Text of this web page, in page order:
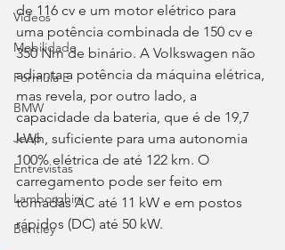
Videos
Mobilidade
Fórmula E
BMW
Jeep
Entrevistas
Lamborghini
Bentley
de 116 cv e um motor elétrico para
uma potência combinada de 150 cv e
350 Nm de binário. A Volkswagen não
adianta a potência da máquina elétrica,
mas revela, por outro lado, a
capacidade da bateria, que é de 19,7
kWh, suficiente para uma autonomia
100% elétrica de até 122 km. O
carregamento pode ser feito em
tomadas AC até 11 kW e em postos
rápidos (DC) até 50 kW.